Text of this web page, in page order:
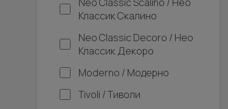
Классик Скалино
Neo Classic Decoro / Нео
Классик Декоро
Moderno / Модерно
Tivoli / Тиволи